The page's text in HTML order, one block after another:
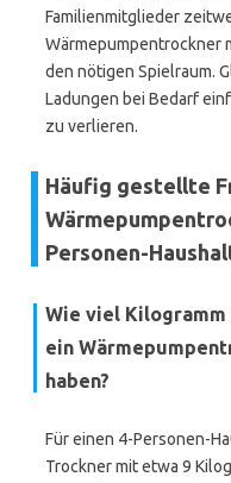
Familienmitglieder
Wärmepumpentrockner
den nötigen Spielraum.
Ladungen bei Bedarf
zu verlieren.
Häufig gestellte
Personen-
Wie viel
ein
haben?
Für einen 4-Personen-
Trockner mit etwa 9